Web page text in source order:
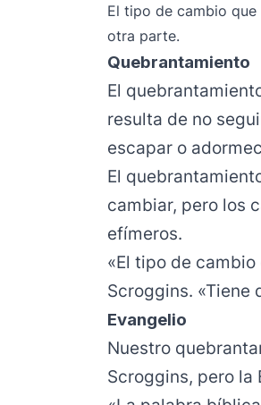
El tipo de cambio
otra parte.
Quebrantamiento
El
resulta de no
escapar o
El
cambiar, pero los
efímeros.
«El tipo de
Scroggins. «Tiene
Evangelio
Nuestro
Scroggins, pero la